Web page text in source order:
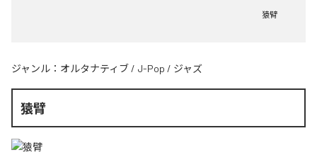
猿臂
ジャンル： オルタナティブ / J-Pop / ジャズ
猿臂